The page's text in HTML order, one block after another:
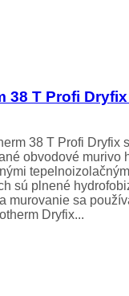
38 T Profi
38 T Profi Dryfix
obvodové murivo
sú plnené
murovanie sa
Dryfix...